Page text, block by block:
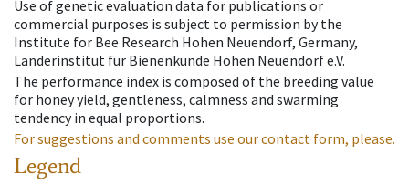
Use of genetic evaluation data for publications or
commercial purposes is subject to permission by the
Institute for Bee Research Hohen Neuendorf, Germany,
Länderinstitut für Bienenkunde Hohen Neuendorf e.V.
The performance index is composed of the breeding value
for honey yield, gentleness, calmness and swarming
tendency in equal proportions.
For suggestions and comments use our contact form, please.
Legend